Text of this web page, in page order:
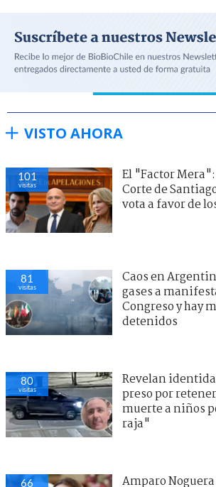
VISTO AHORA
101
visitas
El "Factor
Corte de
vota a favor de
81
visitas
Caos en
gases a
Congreso y hay
detenidos
80
visitas
Revelan
preso por
muerte a niños
raja"
66 Amparo